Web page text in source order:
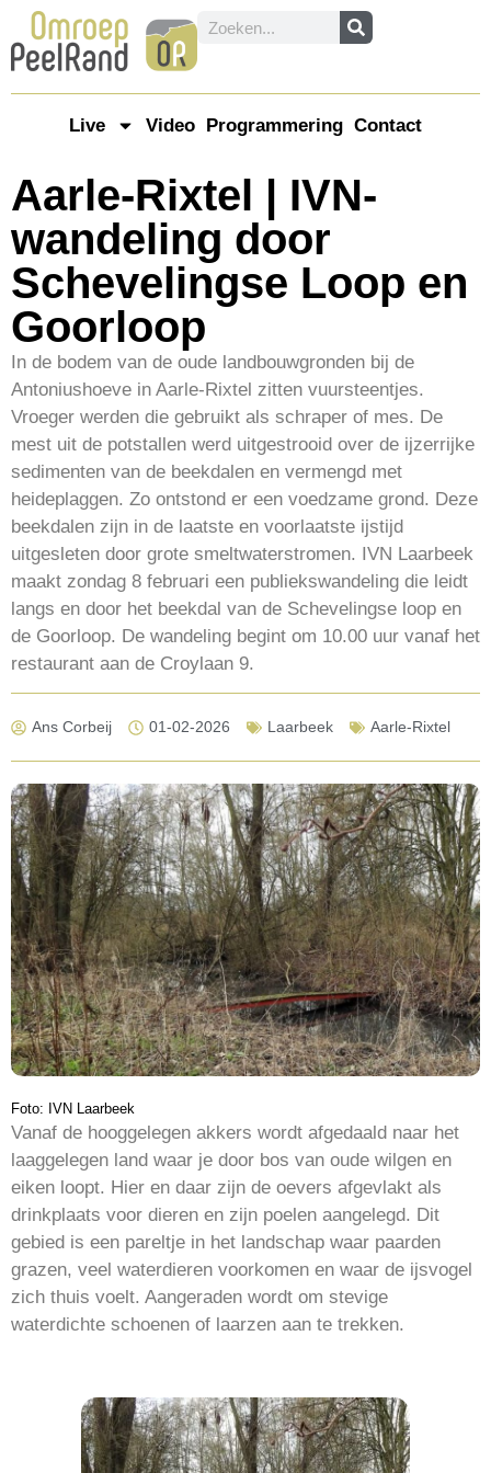
Live Video Programmering Contact
Aarle-Rixtel | IVN-
wandeling door
Schevelingse Loop en
Goorloop
In de bodem van de oude landbouwgronden bij de
Antoniushoeve in Aarle-Rixtel zitten vuursteentjes.
Vroeger werden die gebruikt als schraper of mes. De
mest uit de potstallen werd uitgestrooid over de ijzerrijke
sedimenten van de beekdalen en vermengd met
heideplaggen. Zo ontstond er een voedzame grond. Deze
beekdalen zijn in de laatste en voorlaatste ijstijd
uitgesleten door grote smeltwaterstromen. IVN Laarbeek
maakt zondag 8 februari een publiekswandeling die leidt
langs en door het beekdal van de Schevelingse loop en
de Goorloop. De wandeling begint om 10.00 uur vanaf het
restaurant aan de Croylaan 9.
Ans Corbeij 01-02-2026 Laarbeek Aarle-Rixtel
Foto: IVN Laarbeek
Vanaf de hooggelegen akkers wordt afgedaald naar het
laaggelegen land waar je door bos van oude wilgen en
eiken loopt. Hier en daar zijn de oevers afgevlakt als
drinkplaats voor dieren en zijn poelen aangelegd. Dit
gebied is een pareltje in het landschap waar paarden
grazen, veel waterdieren voorkomen en waar de ijsvogel
zich thuis voelt. Aangeraden wordt om stevige
waterdichte schoenen of laarzen aan te trekken.